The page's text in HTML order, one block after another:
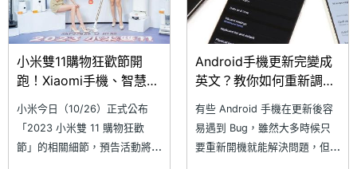
小米雙11購物狂歡節開
跑！Xiaomi手機、智慧家
電優惠整理一次看
小米今日（10/26）正式公布
「2023 小米雙 11 購物狂歡
節」的相關細節，預告活動將於
Android手機更新完變成
英文？教你如何重新調回
中文介面
有些 Android 手機在更新後容
易遇到 Bug，雖然大多時候只
要重新開機就能解決問題，但有